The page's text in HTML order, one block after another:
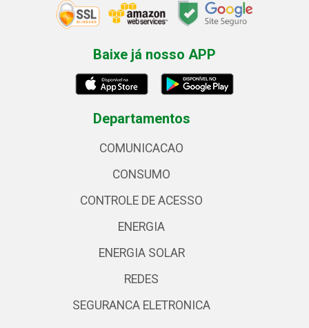
Baixe já nosso APP
Departamentos
COMUNICACAO
CONSUMO
CONTROLE DE ACESSO
ENERGIA
ENERGIA SOLAR
REDES
SEGURANCA ELETRONICA